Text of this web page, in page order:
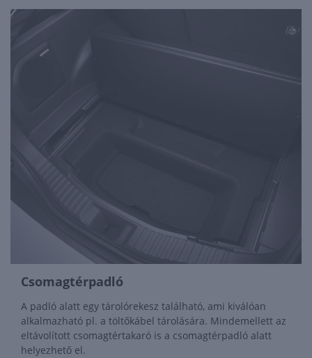
Csomagtérpadló
A padló alatt egy tárolórekesz található, ami kiválóan
alkalmazható pl. a töltőkábel tárolására. Mindemellett az
eltávolított csomagtértakaró is a csomagtérpadló alatt
helyezhető el.